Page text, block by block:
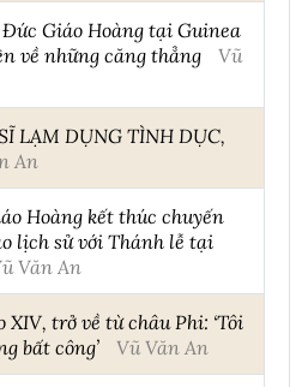
Giáo Hoàng tại Guinea
về những căng thẳng
Vũ
LẠM DỤNG TÌNH DỤC,
An
Hoàng kết thúc chuyến
lịch sử với Thánh lễ tại
Văn An
trở về từ châu Phi: ‘Tôi
bất công’
Vũ Văn An